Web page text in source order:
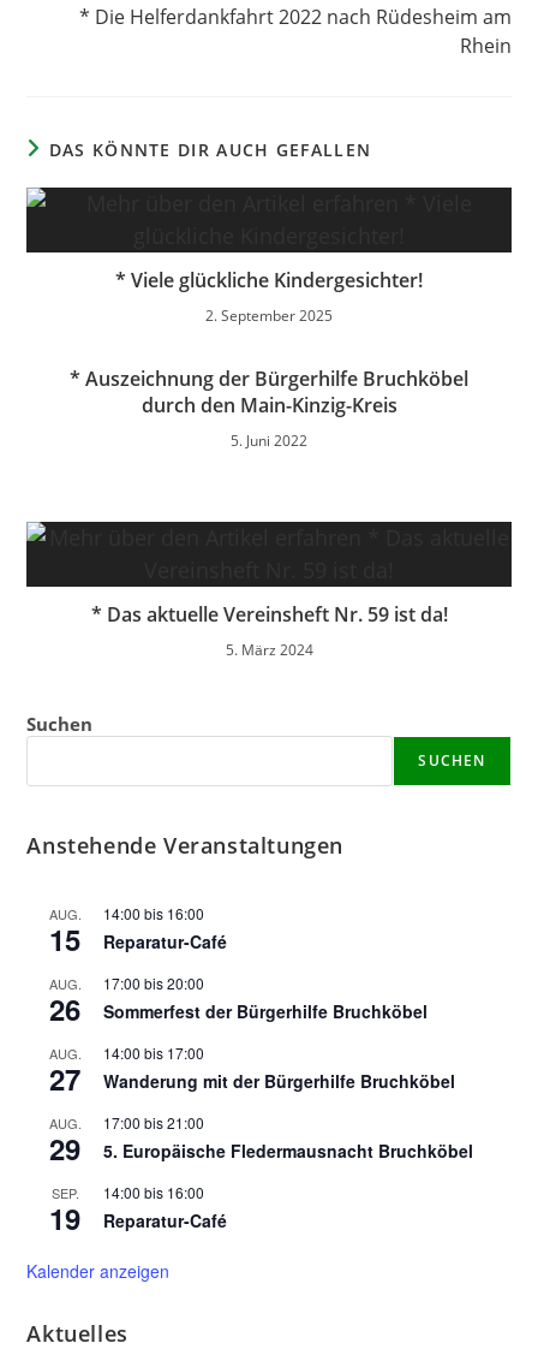
* Die Helferdankfahrt 2022 nach Rüdesheim am
Rhein
DAS KÖNNTE DIR AUCH GEFALLEN
* Viele glückliche Kindergesichter!
2. September 2025
* Auszeichnung der Bürgerhilfe Bruchköbel
durch den Main-Kinzig-Kreis
5. Juni 2022
* Das aktuelle Vereinsheft Nr. 59 ist da!
5. März 2024
Suchen
SUCHEN
Anstehende Veranstaltungen
AUG.
15
14:00 bis 16:00
Reparatur-Café
AUG.
26
17:00 bis20:00
Sommerfest der Bürgerhilfe Bruchköbel
AUG.
27
14:00 bis 17:00
Wanderung mit der Bürgerhilfe Bruchköbel
AUG.
29
17:00 bis21:00
5. Europäische Fledermausnacht Bruchköbel
SEP.
19
14:00 bis 16:00
Reparatur-Café
Kalender anzeigen
Aktuelles